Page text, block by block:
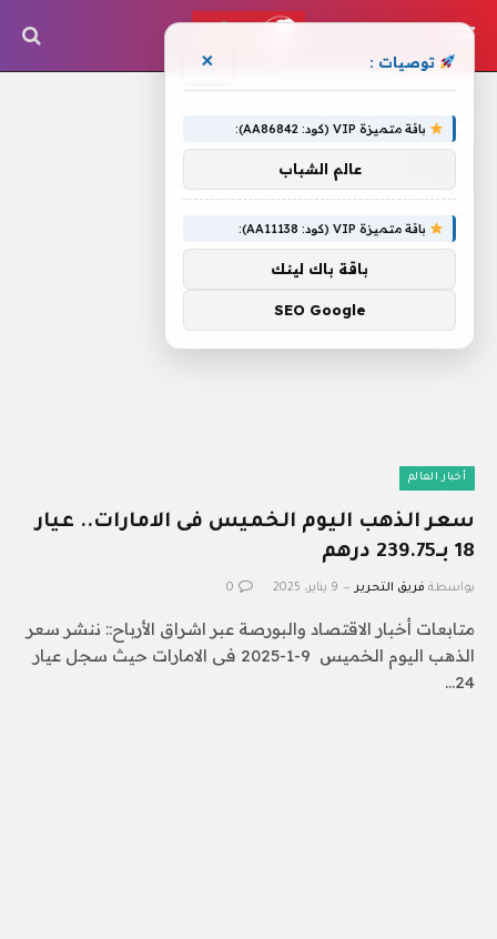
أخبار العالم
سعر الذهب اليوم الخميس فى الامارات.. عيار
18 بـ239.75 درهم
بواسطة فريق التحرير 9 يناير، 2025 0
متابعات أخبار الاقتصاد والبورصة عبر اشراق الأرباح:: ننشر سعر
الذهب اليوم الخميس 9-1-2025 فى الامارات حيث سجل عيار
24…
توصيات : ×
باقة متميزة VIP (كود: AA86842):
عالم الشباب
باقة متميزة VIP (كود: AA11138):
باقة باك لينك
SEO Google